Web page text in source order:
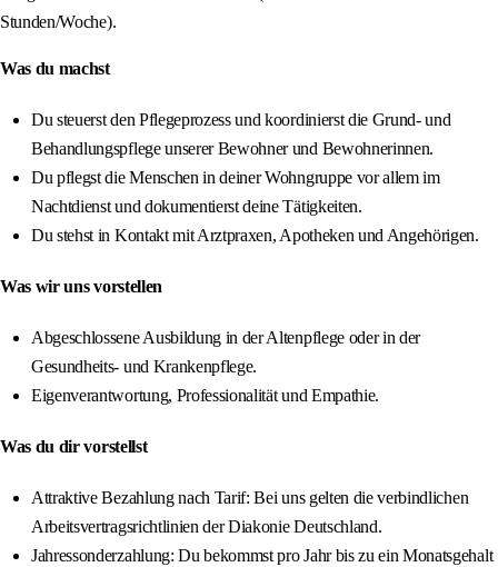
Stunden/Woche).
Was du machst
Du steuerst den Pflegeprozess und koordinierst die Grund- und
Behandlungspflege unserer Bewohner und Bewohnerinnen.
Du pflegst die Menschen in deiner Wohngruppe vor allem im
Nachtdienst und dokumentierst deine Tätigkeiten.
Du stehst in Kontakt mit Arztpraxen, Apotheken und Angehörigen.
Was wir uns vorstellen
Abgeschlossene Ausbildung in der Altenpflege oder in der
Gesundheits- und Krankenpflege.
Eigenverantwortung, Professionalität und Empathie.
Was du dir vorstellst
Attraktive Bezahlung nach Tarif: Bei uns gelten die verbindlichen
Arbeitsvertragsrichtlinien der Diakonie Deutschland.
Jahressonderzahlung: Du bekommst pro Jahr bis zu ein Monatsgehalt